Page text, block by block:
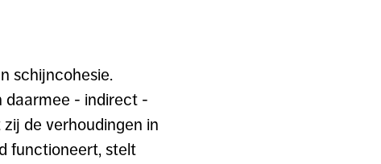
schijncohesie.
daarmee - indirect -
de verhoudingen in
functioneert, stelt